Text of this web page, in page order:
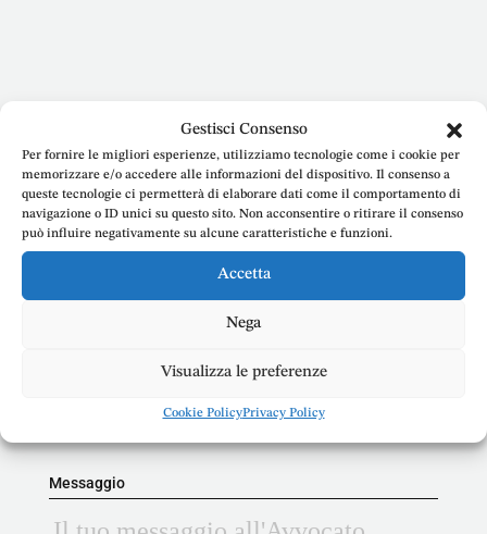
Gestisci Consenso
Per fornire le migliori esperienze, utilizziamo tecnologie come i cookie per
memorizzare e/o accedere alle informazioni del dispositivo. Il consenso a
queste tecnologie ci permetterà di elaborare dati come il comportamento di
navigazione o ID unici su questo sito. Non acconsentire o ritirare il consenso
può influire negativamente su alcune caratteristiche e funzioni.
Accetta
Nega
Visualizza le preferenze
Cookie PolicyPrivacy Policy
E-mail
Messaggio